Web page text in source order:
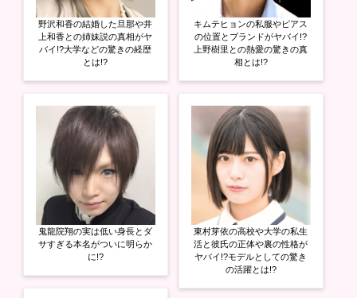
野沢和香の結婚した旦那や井
上和香との姉妹説の真相がヤ
バイ!?大学などの驚きの経歴
とは!?
鬼龍院翔の実は低い身長とダ
サすぎる本名がついに明らか
に!?
キムテヒョンの私服やピアス
の位置とブランドがヤバイ!?
上野樹里との熱愛の驚きの真
相とは!?
東村芽依の高校や大学の私生
活と彼氏の正体や裏の性格が
ヤバイ!?モデルとしての驚き
の活躍とは!?